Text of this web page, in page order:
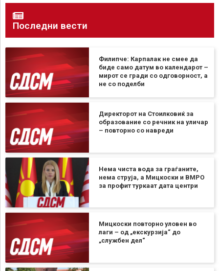
Последни вести
Филипче: Карпалак не смее да
биде само датум во календарот –
мирот се гради со одговорност, а
не со поделби
Директорот на Стоилковиќ за
образование со речник на уличар
– повторно со навреди
Нема чиста вода за граѓаните,
нема струја, а Мицкоски и ВМРО
за профит туркаат дата центри
Мицкоски повторно уловен во
лаги – од „екскурзија“ до
„службен дел“